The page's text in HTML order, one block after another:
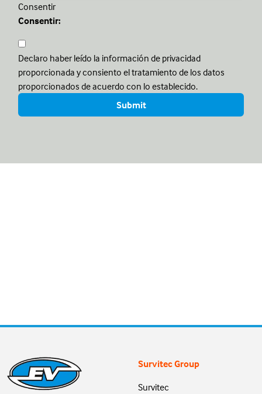
Consentir
Consentir:
Declaro haber leído la información de privacidad
proporcionada y consiento el tratamiento de los datos
proporcionados de acuerdo con lo establecido.
Survitec Group
Survitec